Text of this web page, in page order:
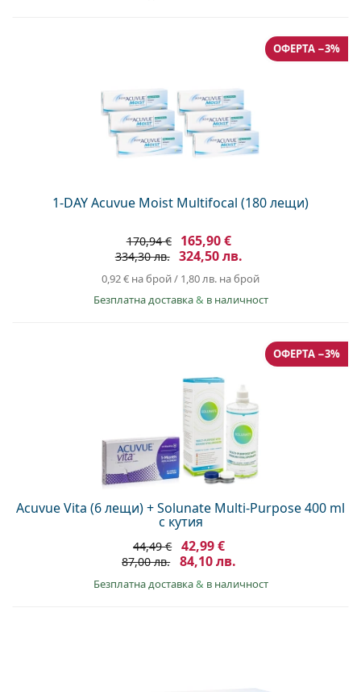
1-DAY Acuvue Moist Multifocal (180 лещи)
ОФЕРТА −3%
170,94 € 165,90 €
334,30 лв. 324,50 лв.
0,92 € на брой/ 1,80 лв. на брой
Безплатна доставка& в наличност
Acuvue Vita (6 лещи) + Solunate Multi-Purpose 400 ml
с кутия
ОФЕРТА −3%
44,49 € 42,99 €
87,00 лв. 84,10 лв.
Безплатна доставка& в наличност